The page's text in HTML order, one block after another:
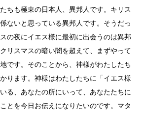
ちも極東の日本人、異邦人です。キリス
ないと思っている異邦人です。そうだっ
の夜にイエス様に最初に出会うのは異邦
リスマスの暗い闇を超えて、まずやって
です。そのことから、神様がわたしたち
ります。神様はわたしたちに「イエス様
る、あなたの所にいって、あなたたちに
とを今日お伝えになりたいのです。マタ